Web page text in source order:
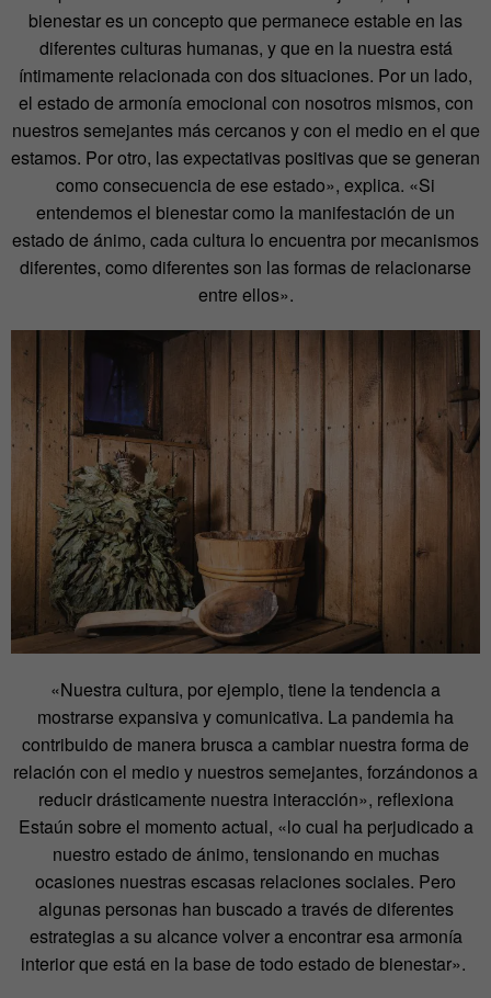
bienestar es un concepto que permanece estable en las
diferentes culturas humanas, y que en la nuestra está
íntimamente relacionada con dos situaciones. Por un lado,
el estado de armonía emocional con nosotros mismos, con
nuestros semejantes más cercanos y con el medio en el que
estamos. Por otro, las expectativas positivas que se generan
como consecuencia de ese estado», explica. «Si
entendemos el bienestar como la manifestación de un
estado de ánimo, cada cultura lo encuentra por mecanismos
diferentes, como diferentes son las formas de relacionarse
entre ellos».
«Nuestra cultura, por ejemplo, tiene la tendencia a
mostrarse expansiva y comunicativa. La pandemia ha
contribuido de manera brusca a cambiar nuestra forma de
relación con el medio y nuestros semejantes, forzándonos a
reducir drásticamente nuestra interacción», reflexiona
Estaún sobre el momento actual, «lo cual ha perjudicado a
nuestro estado de ánimo, tensionando en muchas
ocasiones nuestras escasas relaciones sociales. Pero
algunas personas han buscado a través de diferentes
estrategias a su alcance volver a encontrar esa armonía
interior que está en la base de todo estado de bienestar».